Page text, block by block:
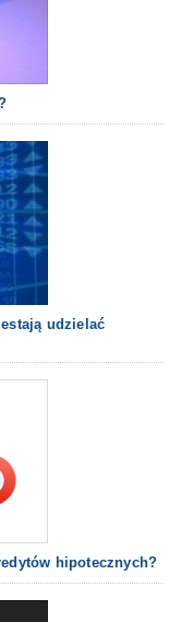
udzielać
hipotecznych?